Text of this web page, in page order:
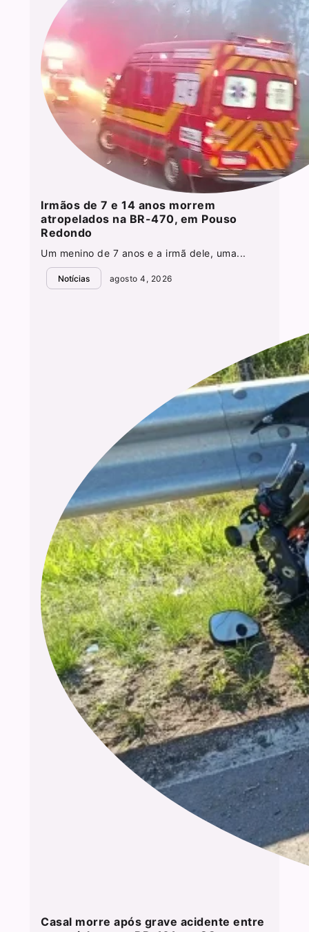
Irmãos de 7 e 14 anos morrem
atropelados na BR-470, em Pouso
Redondo
Um menino de 7 anos e a irmã dele, uma...
Notícias agosto 4, 2026
Casal morre após grave acidente entre